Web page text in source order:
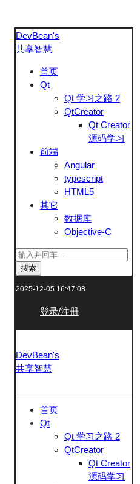
DevBean's
共享智慧
首页
Qt
Qt 学习之路 2
QtCreator
Qt Creator
源码学习
前端
Angular
typescript
HTML5
其它
数据库
Objective-C
搜索
2025-12-05 16:47:08
登录/注册
DevBean's
共享智慧
首页
Qt
Qt 学习之路 2
QtCreator
Qt Creator
源码学习